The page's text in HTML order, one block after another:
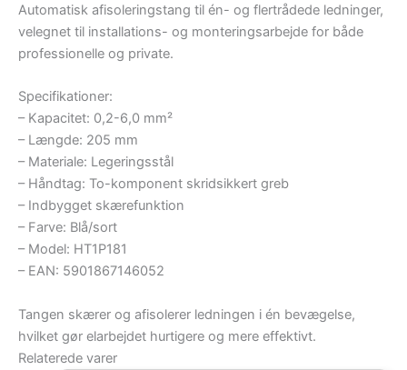
Automatisk afisoleringstang til én- og flertrådede ledninger,
velegnet til installations- og monteringsarbejde for både
professionelle og private.
Specifikationer:
– Kapacitet: 0,2-6,0 mm²
– Længde: 205 mm
– Materiale: Legeringsstål
– Håndtag: To-komponent skridsikkert greb
– Indbygget skærefunktion
– Farve: Blå/sort
– Model: HT1P181
– EAN: 5901867146052
Tangen skærer og afisolerer ledningen i én bevægelse,
hvilket gør elarbejdet hurtigere og mere effektivt.
Relaterede varer